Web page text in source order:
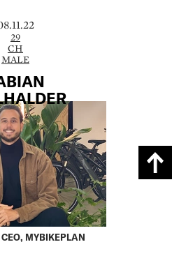
29
CH
MALE
MYBIKEPLAN